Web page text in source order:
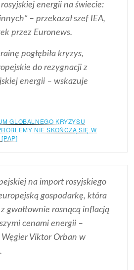
energii na świecie:
– przekazał szef IEA,
przez Euronews.
pogłębiła kryzys,
do rezygnacji z
energii – wskazuje
GLOBALNEGO KRYZYSU
NIE SKOŃCZĄ SIĘ W
na import rosyjskiego
gospodarkę, która
gwałtownie rosnącą inflacją
cenami energii –
Viktor Orban w